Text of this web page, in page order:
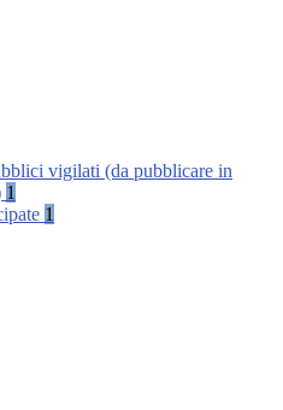
vigilati (da pubblicare in
1
1